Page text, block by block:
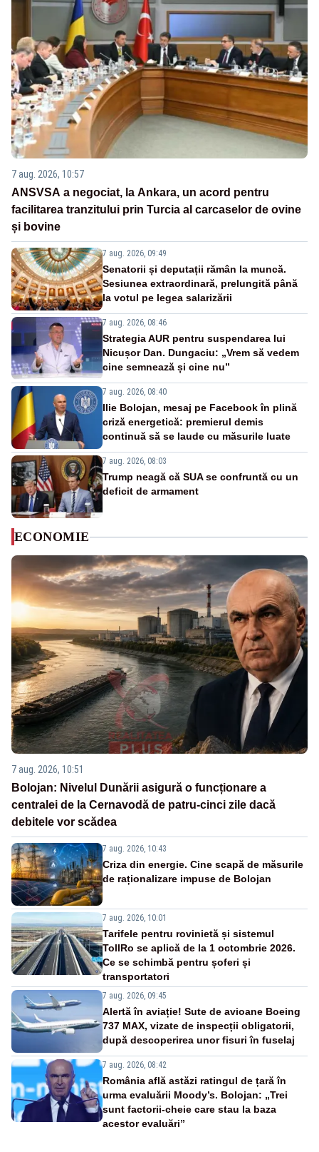
7 aug. 2026, 10:57
ANSVSA a negociat, la Ankara, un acord pentru
facilitarea tranzitului prin Turcia al carcaselor de ovine
și bovine
7 aug. 2026, 09:49
Senatorii și deputații rămân la muncă.
Sesiunea extraordinară, prelungită până
la votul pe legea salarizării
7 aug. 2026, 08:46
Strategia AUR pentru suspendarea lui
Nicușor Dan. Dungaciu: „Vrem să vedem
cine semnează și cine nu”
7 aug. 2026, 08:40
Ilie Bolojan, mesaj pe Facebook în plină
criză energetică: premierul demis
continuă să se laude cu măsurile luate
7 aug. 2026, 08:03
Trump neagă că SUA se confruntă cu un
deficit de armament
ECONOMIE
7 aug. 2026, 10:51
Bolojan: Nivelul Dunării asigură o funcționare a
centralei de la Cernavodă de patru-cinci zile dacă
debitele vor scădea
7 aug. 2026, 10:43
Criza din energie. Cine scapă de măsurile
de raționalizare impuse de Bolojan
7 aug. 2026, 10:01
Tarifele pentru rovinietă și sistemul
TollRo se aplică de la 1 octombrie 2026.
Ce se schimbă pentru șoferi și
transportatori
7 aug. 2026, 09:45
Alertă în aviație! Sute de avioane Boeing
737 MAX, vizate de inspecții obligatorii,
după descoperirea unor fisuri în fuselaj
7 aug. 2026, 08:42
România află astăzi ratingul de țară în
urma evaluării Moody’s. Bolojan: „Trei
sunt factorii-cheie care stau la baza
acestor evaluări”